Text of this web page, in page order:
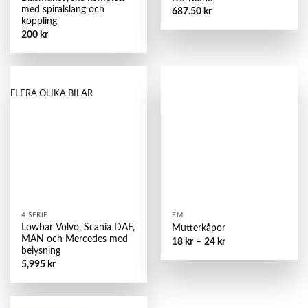
med spiralslang och
koppling
200 kr
687.50 kr
FLERA OLIKA BILAR
4 SERIE
Lowbar Volvo, Scania DAF,
MAN och Mercedes med
belysning
5,995 kr
FM
Mutterkåpor
18 kr–24 kr